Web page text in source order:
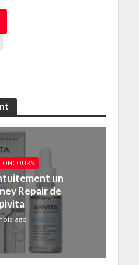
un
Repair de
ago